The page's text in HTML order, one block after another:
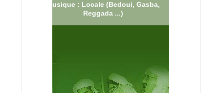
Musique : Locale (Bedoui, Gasba,
Reggada ...)